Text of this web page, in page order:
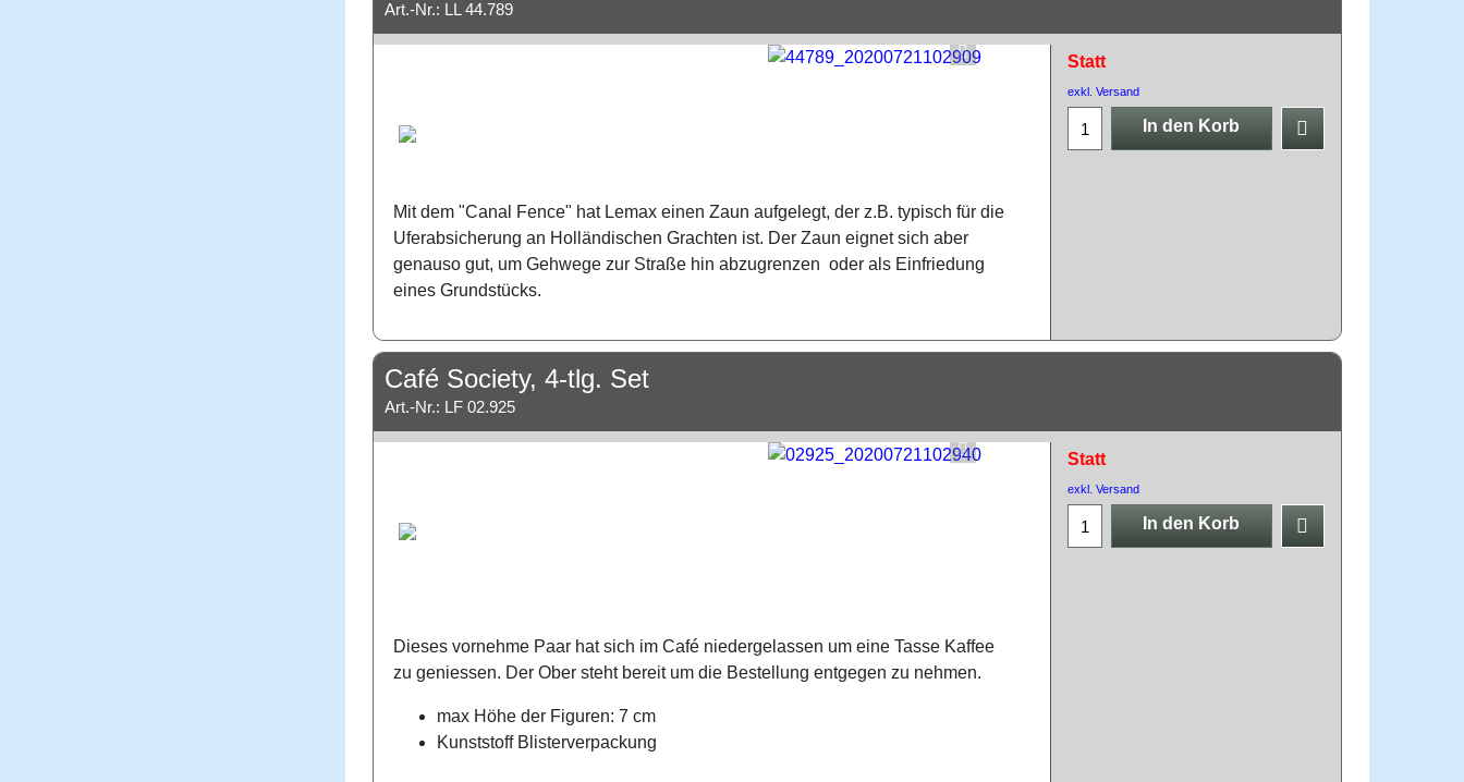
Art.-Nr.: LL 44.789
Statt
exkl. Versand
In den Korb
Mit dem "Canal Fence" hat Lemax einen Zaun aufgelegt, der z.B. typisch für die
Uferabsicherung an Holländischen Grachten ist. Der Zaun eignet sich aber
genauso gut, um Gehwege zur Straße hin abzugrenzen oder als Einfriedung
eines Grundstücks.
Café Society, 4-tlg. Set
Art.-Nr.: LF 02.925
Statt
exkl. Versand
In den Korb
Dieses vornehme Paar hat sich im Café niedergelassen um eine Tasse Kaffee
zu geniessen. Der Ober steht bereit um die Bestellung entgegen zu nehmen.
max Höhe der Figuren: 7 cm
Kunststoff Blisterverpackung